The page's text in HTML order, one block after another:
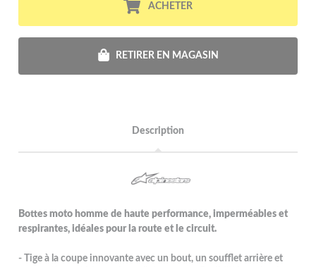
ACHETER
RETIRER EN MAGASIN
Description
Bottes moto homme de haute performance, imperméables et
respirantes, idéales pour la route et le circuit.
- Tige à la coupe innovante avec un bout, un soufflet arrière et